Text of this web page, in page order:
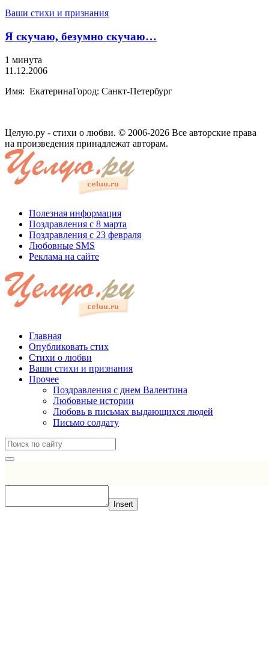
Ваши стихи и признания
Я скучаю, безумно скучаю…
1 минута
11.12.2006
Имя: ЕкатеринаГород: Санкт-Петербург
Целую.ру - стихи о любви. © 2006-2026 Все авторские права
на произведения принадлежат авторам.
Полезная информация
Поздравления с 8 марта
Поздравления с 23 февраля
Любовные SMS
Реклама на сайте
Главная
Опубликовать стих
Стихи о любви
Ваши стихи и признания
Прочее
Поздравления с днем Валентина
Любовные истории
Любовь в письмах выдающихся людей
Письмо солдату
Insert